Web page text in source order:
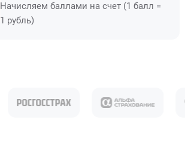
Начисляем баллами на счет (1 балл =
1 рубль)